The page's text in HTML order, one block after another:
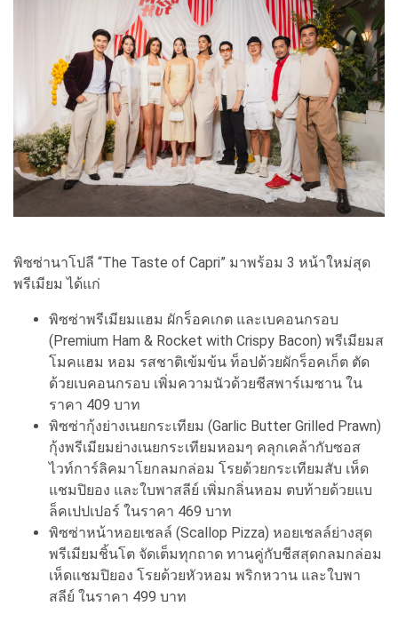
พิซซ่านาโปลี “The Taste of Capri” มาพร้อม 3 หน้าใหม่สุด
พรีเมียม ได้แก่
พิซซ่าพรีเมียมแฮม ผักร็อคเกต และเบคอนกรอบ
(Premium Ham & Rocket with Crispy Bacon) พรีเมียมส
โมคแฮม หอม รสชาติเข้มข้น ท็อปด้วยผักร็อคเก็ต ตัด
ด้วยเบคอนกรอบ เพิ่มความนัวด้วยชีสพาร์เมซาน ใน
ราคา 409 บาท
พิซซ่ากุ้งย่างเนยกระเทียม (Garlic Butter Grilled Prawn)
กุ้งพรีเมียมย่างเนยกระเทียมหอมๆ คลุกเคล้ากับซอส
ไวท์การ์ลิคมาโยกลมกล่อม โรยด้วยกระเทียมสับ เห็ด
แชมปิยอง และใบพาสลีย์ เพิ่มกลิ่นหอม ตบท้ายด้วยแบ
ล็คเปปเปอร์ ในราคา 469 บาท
พิซซ่าหน้าหอยเชลล์ (Scallop Pizza) หอยเชลล์ย่างสุด
พรีเมียมชิ้นโต จัดเต็มทุกถาด ทานคู่กับชีสสุดกลมกล่อม
เห็ดแชมปิยอง โรยด้วยหัวหอม พริกหวาน และใบพา
สลีย์ ในราคา 499 บาท